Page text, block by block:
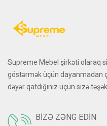
Supreme Mebel şirkəti olaraq
göstərmək üçün dayanmadan
dəyər qatdığınız üçün sizə
BIZƏ ZƏNG EDIN